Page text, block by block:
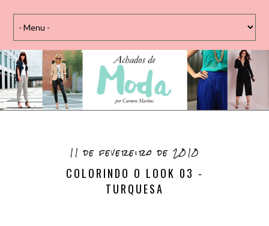
11 de fevereiro de 2010
COLORINDO O LOOK 03 -
TURQUESA